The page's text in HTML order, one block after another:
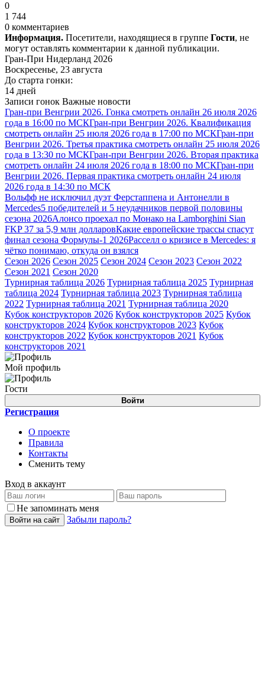
0
1 744
0 комментариев
Информация. Посетители, находящиеся в группе Гости, не
могут оставлять комментарии к данной публикации.
Гран-При Нидерланд 2026
Воскресенье, 23 августа
До старта гонки:
14 дней
Записи гонок Важные новости
Гран-при Венгрии 2026. Гонка смотреть онлайн 26 июля 2026
года в 16:00 по МСКГран-при Венгрии 2026. Квалификация
смотреть онлайн 25 июля 2026 года в 17:00 по МСКГран-при
Венгрии 2026. Третья практика смотреть онлайн 25 июля 2026
года в 13:30 по МСКГран-при Венгрии 2026. Вторая практика
смотреть онлайн 24 июля 2026 года в 18:00 по МСКГран-при
Венгрии 2026. Первая практика смотреть онлайн 24 июля
2026 года в 14:30 по МСК
Вольфф не исключил дуэт Ферстаппена и Антонелли в
Mercedes5 победителей и 5 неудачников первой половины
сезона 2026Алонсо проехал по Монако на Lamborghini Sian
FKP 37 за 5,9 млн долларовКакие европейские трассы спасут
финал сезона Формулы-1 2026Расселл о кризисе в Mercedes: я
чётко понимаю, откуда он взялся
Сезон 2026 Сезон 2025 Сезон 2024 Сезон 2023 Сезон 2022
Сезон 2021 Сезон 2020
Турнирная таблица 2026 Турнирная таблица 2025 Турнирная
таблица 2024 Турнирная таблица 2023 Турнирная таблица
2022 Турнирная таблица 2021 Турнирная таблица 2020
Кубок конструкторов 2026 Кубок конструкторов 2025 Кубок
конструкторов 2024 Кубок конструкторов 2023 Кубок
конструкторов 2022 Кубок конструкторов 2021 Кубок
конструкторов 2021
Мой профиль
Гости
Войти
Регистрация
О проекте
Правила
Контакты
Сменить тему
Вход в аккаунт
Не запоминать меня
Войти на сайт Забыли пароль?